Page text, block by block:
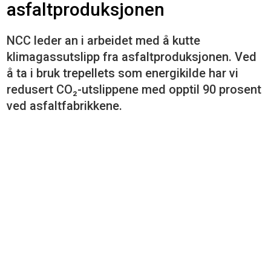
asfaltproduksjonen
NCC leder an i arbeidet med å kutte
klimagassutslipp fra asfaltproduksjonen. Ved
å ta i bruk trepellets som energikilde har vi
redusert CO₂-utslippene med opptil 90 prosent
ved asfaltfabrikkene.